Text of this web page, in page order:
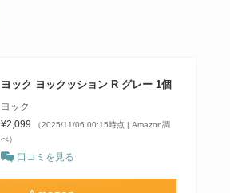
ヨック ヨックッション R グレー 1個
ヨック
¥2,099
（2025/11/06 00:15時点 | Amazon調
べ）
口コミを見る